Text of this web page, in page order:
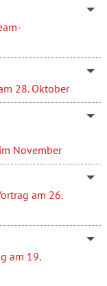
28. Oktober
November
am 26.
am 19.